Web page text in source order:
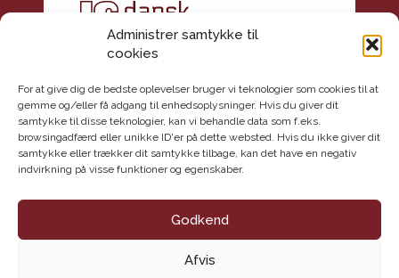
Administrer samtykke til
cookies
For at give dig de bedste oplevelser bruger vi teknologier som cookies til at
gemme og/eller få adgang til enhedsoplysninger. Hvis du giver dit
samtykke til disse teknologier, kan vi behandle data som f.eks.
browsingadfærd eller unikke ID'er på dette websted. Hvis du ikke giver dit
samtykke eller trækker dit samtykke tilbage, kan det have en negativ
indvirkning på visse funktioner og egenskaber.
Godkend
Afvis
Kontakt
Dansk Geoteknisk Forening
Maglebjergvej 1
E-mail: info@danskgeotekniskforening.dk
CVR-nr.: 62 16 09 18